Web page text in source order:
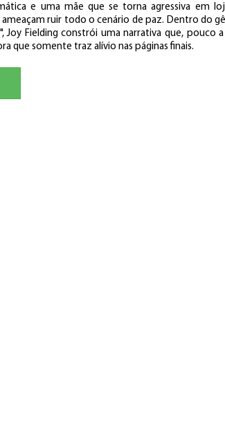
e uma mãe que se torna agressiva em
ruir todo o cenário de paz. Dentro do
Joy Fielding constrói uma narrativa que, pouco
que somente traz alívio nas páginas finais.